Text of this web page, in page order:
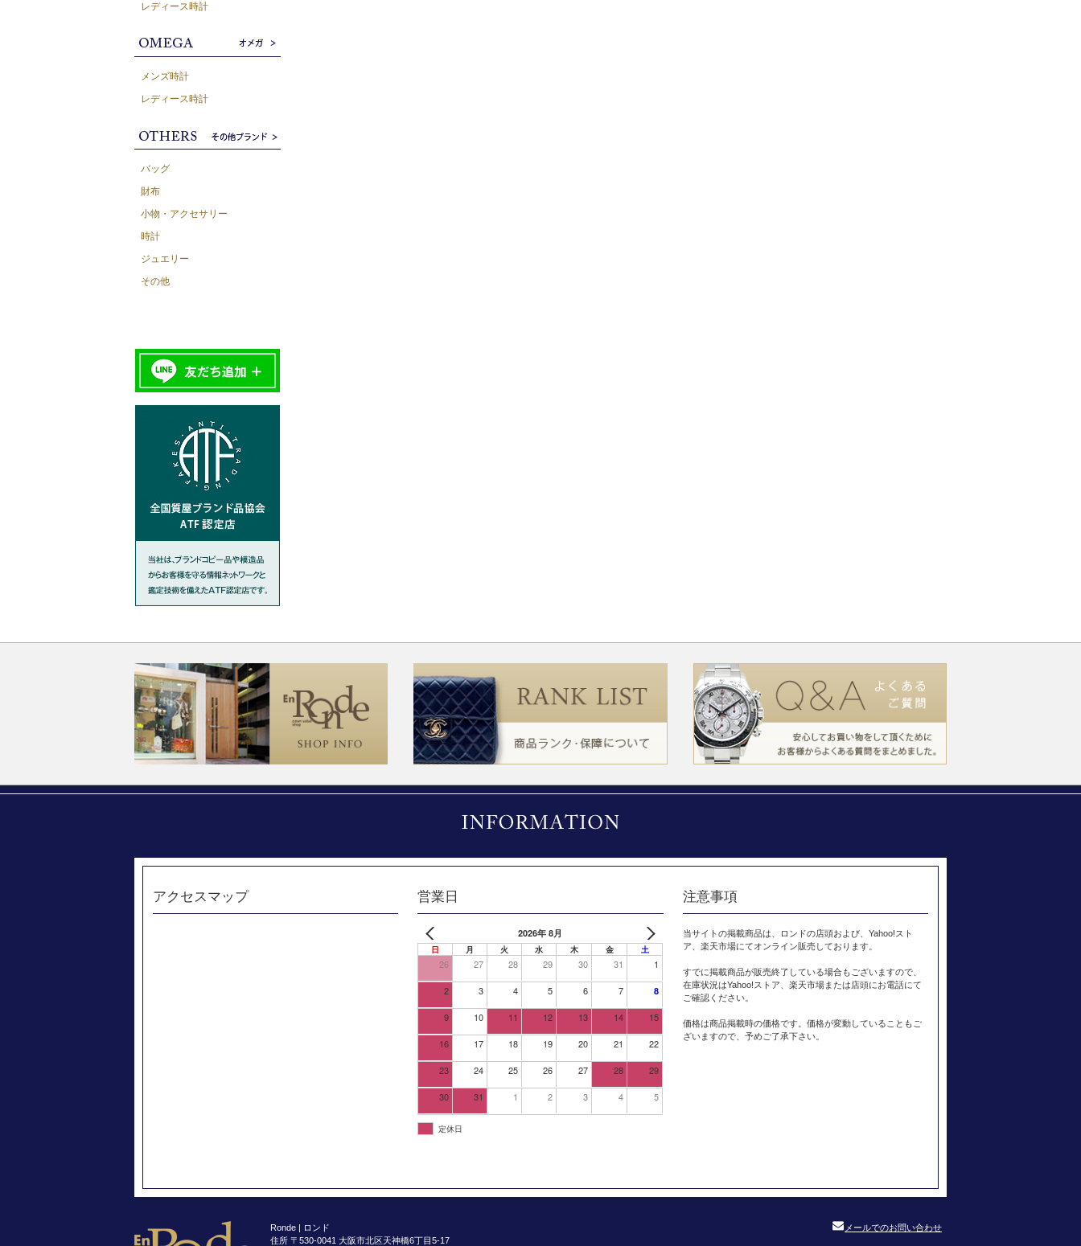
レディース時計
メンズ時計
レディース時計
バッグ
財布
小物・アクセサリー
時計
ジュエリー
その他
アクセスマップ 営業日
2026年 8月
日 月 火 水 木 金 土
26 27 28 29 30 31 1
2 3 4 5 6 7 8
9 10 11 12 13 14 15
16 17 18 19 20 21 22
23 24 25 26 27 28 29
30 31 1 2 3 4 5
定休日
注意事項
当サイトの掲載商品は、ロンドの店頭および、Yahoo!スト
ア、楽天市場にてオンライン販売しております。
すでに掲載商品が販売終了している場合もございますので、
在庫状況はYahoo!ストア、楽天市場または店頭にお電話にて
ご確認ください。
価格は商品掲載時の価格です。価格が変動していることもご
ざいますので、予めご了承下さい。
Ronde | ロンド
住所 〒530-0041 大阪市北区天神橋6丁目5-17
メールでのお問い合わせ